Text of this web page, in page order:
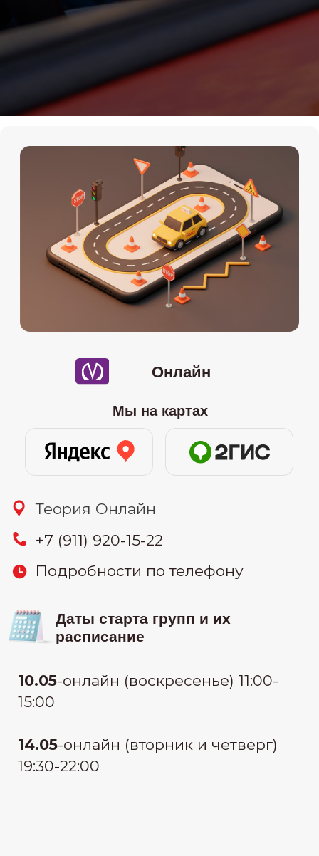
узнать цену
10.05
-онлайн (вторник и четверг)
-онлайн (вторник и четверг)
10:00-12:30
27.05-онлайн (понедельник и среда)
19:30-22:00
Связаться:
Даты старта групп и их
расписание
+7 (911) 920-15-22
Теория Онлайн
Подробности по телефону